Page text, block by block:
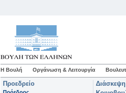
Η Βουλή Οργάνωση & Λειτουργία
Προεδρείο